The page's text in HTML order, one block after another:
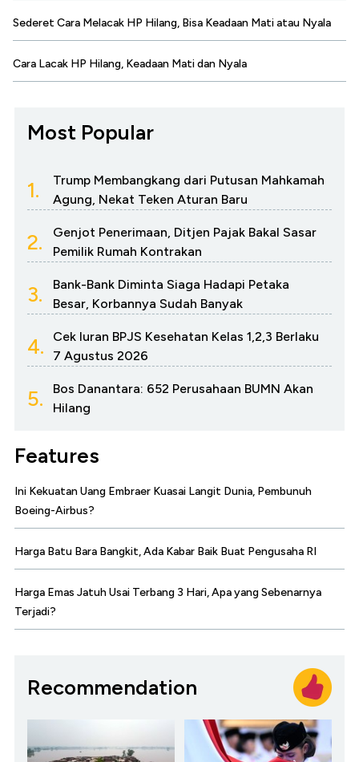
Sederet Cara Melacak HP Hilang, Bisa Keadaan Mati atau Nyala
Cara Lacak HP Hilang, Keadaan Mati dan Nyala
Most Popular
1.
Trump Membangkang dari Putusan Mahkamah
Agung, Nekat Teken Aturan Baru
2.
Genjot Penerimaan, Ditjen Pajak Bakal Sasar
Pemilik Rumah Kontrakan
3.
Bank-Bank Diminta Siaga Hadapi Petaka
Besar, Korbannya Sudah Banyak
4.
Cek Iuran BPJS Kesehatan Kelas 1,2,3 Berlaku
7 Agustus 2026
5.
Bos Danantara: 652 Perusahaan BUMN Akan
Hilang
Features
Ini Kekuatan Uang Embraer Kuasai Langit Dunia, Pembunuh
Boeing-Airbus?
Harga Batu Bara Bangkit, Ada Kabar Baik Buat Pengusaha RI
Harga Emas Jatuh Usai Terbang 3 Hari, Apa yang Sebenarnya
Terjadi?
Recommendation